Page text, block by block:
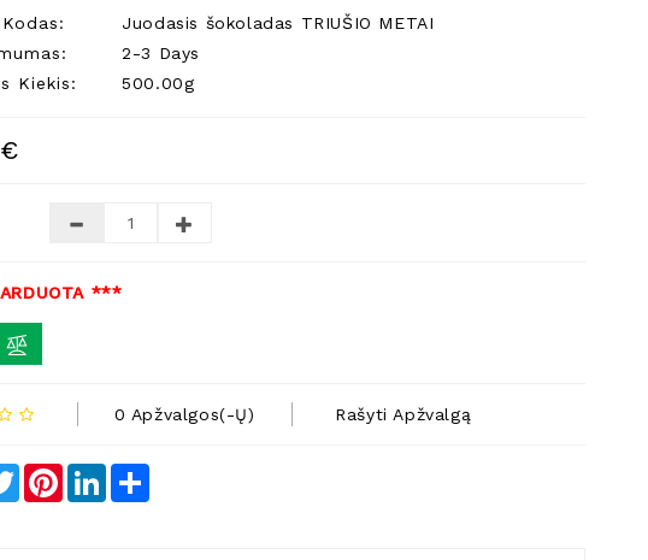
Juodasis šokoladas TRIUŠIO METAI
2-3 Days
Kiekis:
500.00g
***
0 Apžvalgos(-Ų) Rašyti Apžvalgą
TwitterPinterestLinkedInShare